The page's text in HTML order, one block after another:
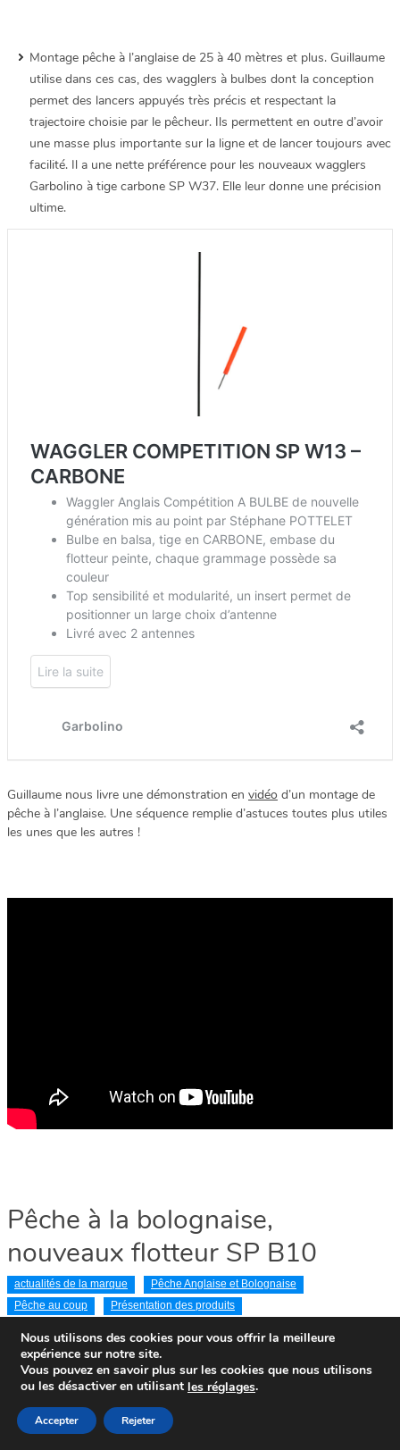
Montage pêche à l’anglaise de 25 à 40 mètres et plus. Guillaume
utilise dans ces cas, des wagglers à bulbes dont la conception
permet des lancers appuyés très précis et respectant la
trajectoire choisie par le pêcheur. Ils permettent en outre d’avoir
une masse plus importante sur la ligne et de lancer toujours avec
facilité. Il a une nette préférence pour les nouveaux wagglers
Garbolino à tige carbone SP W37. Elle leur donne une précision
ultime.
Guillaume nous livre une démonstration en vidéo d’un montage de
pêche à l’anglaise. Une séquence remplie d’astuces toutes plus utiles
les unes que les autres !
Pêche à la bolognaise,
nouveaux flotteur SP B10
actualités de la marque
Pêche Anglaise et Bolognaise
Pêche au coup
Présentation des produits
Nous utilisons des cookies pour vous offrir la meilleure
expérience sur notre site.
Vous pouvez en savoir plus sur les cookies que nous utilisons
ou les désactiver en utilisant les réglages.
Accepter Rejeter